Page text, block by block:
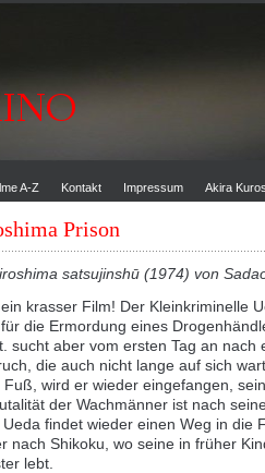
A-Z Kontakt Impressum Akira
Prison
satsujinshū (1974) von
krasser Film! Der Kleinkriminelle
die Ermordung eines
sucht aber vom ersten Tag an nach
die auch nicht lange auf sich
Fuß, wird er wieder eingefangen,
der Wachmänner ist nach
findet wieder einen Weg in die
nach Shikoku, wo seine in früher
lebt.